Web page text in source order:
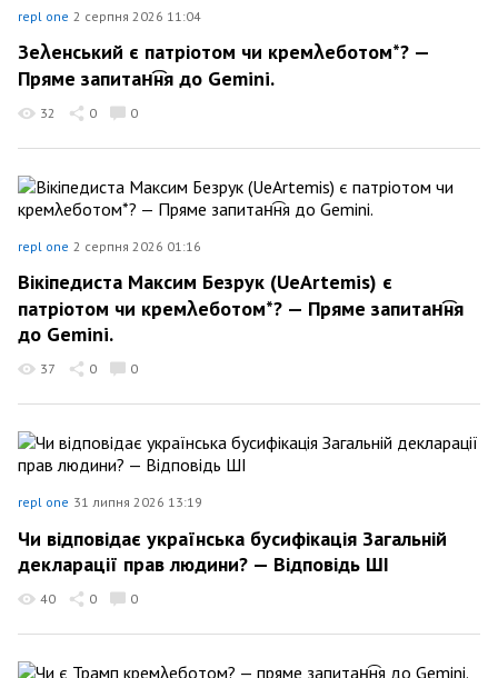
repl one 2 серпня 2026 11:04
Зеλенський є патріотом чи кремλеботом*? —
Пряме запитан͡ня до Gemini.
32 0 0
repl one 2 серпня 2026 01:16
Вікіпедиста Максим Безрук (UeArtemis) є
патріотом чи кремλеботом*? — Пряме запитан͡ня
до Gemini.
37 0 0
repl one 31 липня 2026 13:19
Чи відповідає українська бусифікація Загальній
декларації прав людини? — Відповідь ШІ
40 0 0